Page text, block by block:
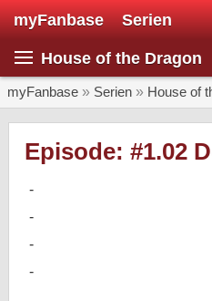
myFanbase Serien
House of the Dragon
myFanbase » Serien » House of
Episode: #1.02